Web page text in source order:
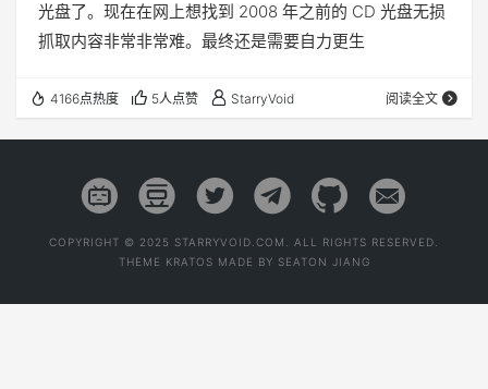
光盘了。现在在网上想找到 2008 年之前的 CD 光盘无损
抓取内容非常非常难。最终还是需要自力更生
4166点热度 5人点赞 StarryVoid 阅读全文
COPYRIGHT © 2025 STARRYVOID.COM. ALL RIGHTS RESERVED.
THEME KRATOS MADE BY SEATON JIANG